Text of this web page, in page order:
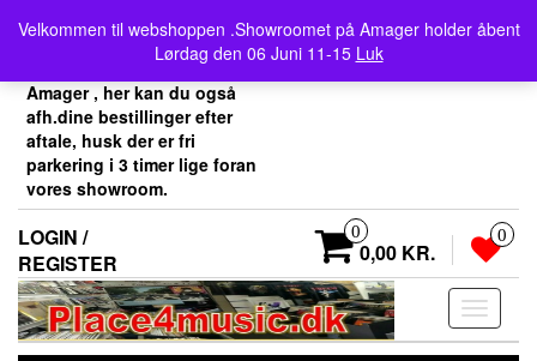
content
Velkommen til webshoppen .Showroomet på Amager holder åbent
Lørdag den 06 Juni 11-15 Luk
Velkommen her i
Place4music`s webshop .
Vores showroom ligger på
Amager , her kan du også
afh.dine bestillinger efter
aftale, husk der er fri
parkering i 3 timer lige foran
vores showroom.
LOGIN /
REGISTER
0
0,00 KR.
0
Toggle